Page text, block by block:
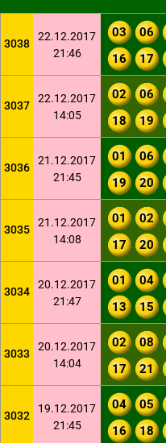
3038
22.12.2017
21:46
03 06
16
17
3037
22.12.2017
14:05
02 06
18
19
3036
21.12.2017
21:45
01 06
19
20
3035
21.12.2017
14:08
01 02
17
20
3034
20.12.2017
21:47
01 04
13
15
3033
20.12.2017
14:04
02 08
17
21
3032
19.12.2017
21:45
04 05
16
18